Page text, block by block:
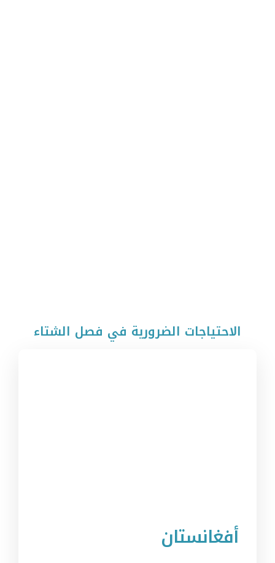
الاحتياجات الضرورية في فصل الشتاء
أفغانستان